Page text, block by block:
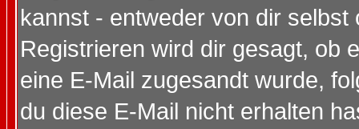
kannst - entweder von dir selbst
Registrieren wird dir gesagt, ob
eine E-Mail zugesandt wurde,
du diese E-Mail nicht erhalten